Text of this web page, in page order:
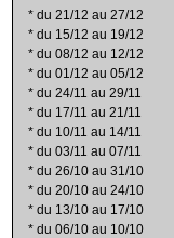
* du 21/12 au 27/12
* du 15/12 au 19/12
* du 08/12 au 12/12
* du 01/12 au 05/12
* du 24/11 au 29/11
* du 17/11 au 21/11
* du 10/11 au 14/11
* du 03/11 au 07/11
* du 26/10 au 31/10
* du 20/10 au 24/10
* du 13/10 au 17/10
* du 06/10 au 10/10